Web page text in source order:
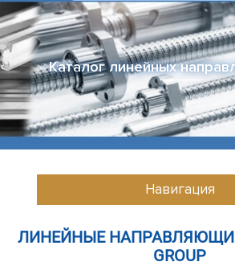
Каталог линейных
Навигация
ЛИНЕЙНЫЕ НАПРАВЛЯЮЩИЕ
GROUP